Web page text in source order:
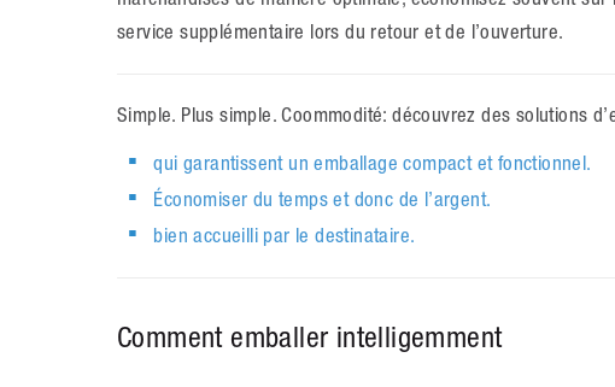
service supplémentaire lors du retour et de l’ouverture.
Simple. Plus simple. Coommodité: découvrez des solutions
qui garantissent un emballage compact et fonctionnel.
Économiser du temps et donc de l’argent.
bien accueilli par le destinataire.
Comment emballer intelligemment